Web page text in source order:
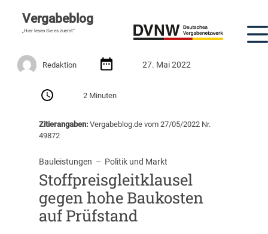
Vergabeblog
„Hier lesen Sie es zuerst“
Redaktion 27. Mai 2022
2 Minuten
Zitierangaben:Vergabeblog.de vom 27/05/2022 Nr.
49872
Bauleistungen
  –
Politik und Markt
Stoffpreisgleitklausel
gegen hohe Baukosten
auf Prüfstand